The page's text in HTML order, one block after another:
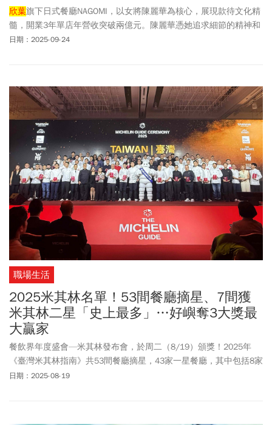
欣葉旗下日式餐廳NAGOMI，以女將陳麗華為核心，展現款待文化精
髓，開業3年單店年營收突破兩億元。陳麗華憑她追求細節的精神和
永不衰退的熱情，成就台灣餐飲獨特女將價值。
日期：2025-09-24
職場生活
2025米其林名單！53間餐廳摘星、7間獲
米其林二星「史上最多」…好嶼奪3大獎最
大贏家
餐飲界年度盛會—米其林發布會，於周二（8/19）頒獎！2025年
《臺灣米其林指南》共53間餐廳摘星，43家一星餐廳，其中包括8家
新入選的一星餐廳。今年有3家餐廳獲得米其林3星，其中，頤宮連
日期：2025-08-19